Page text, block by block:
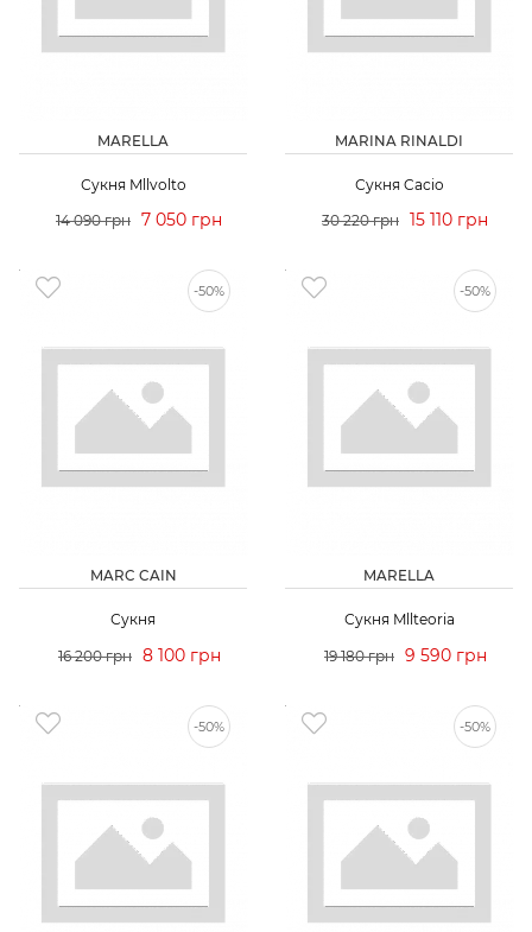
MARELLA
Сукня Mllvolto
14 090 грн 7 050 грн
MARINA RINALDI
Сукня Cacio
30 220 грн 15 110 грн
-50%
MARC CAIN
Сукня
16 200 грн 8 100 грн
-50%
MARELLA
Сукня Mllteoria
19 180 грн 9 590 грн
-50% -50%